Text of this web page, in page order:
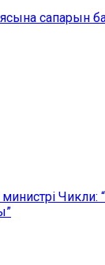
сапарын
Чикли: